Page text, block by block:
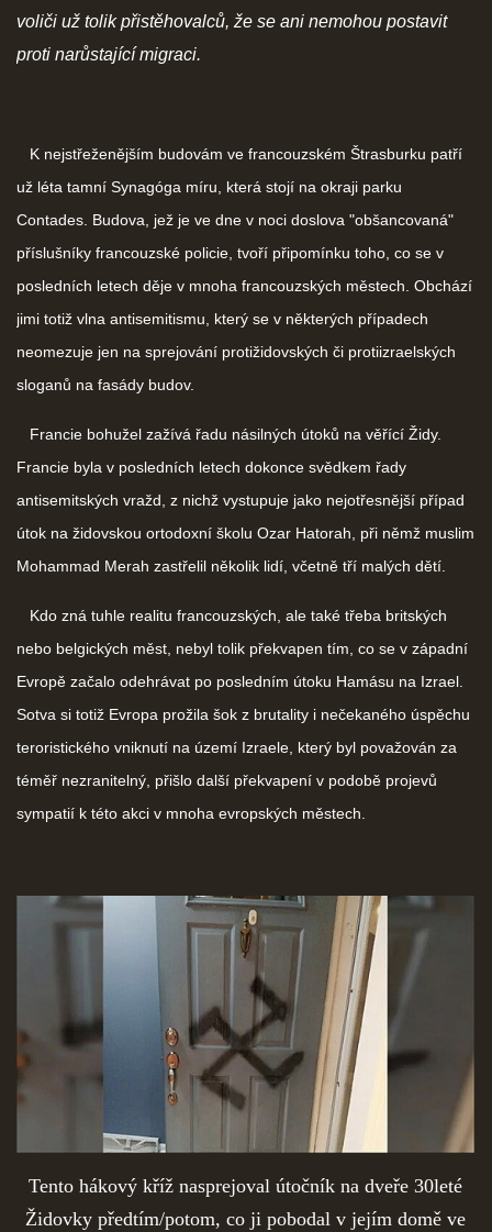
voliči už tolik přistěhovalců, že se ani nemohou postavit
proti narůstající migraci.
K nejstřeženějším budovám ve francouzském Štrasburku patří
už léta tamní Synagóga míru, která stojí na okraji parku
Contades. Budova, jež je ve dne v noci doslova "obšancovaná"
příslušníky francouzské policie, tvoří připomínku toho, co se v
posledních letech děje v mnoha francouzských městech. Obchází
jimi totiž vlna antisemitismu, který se v některých případech
neomezuje jen na sprejování protižidovských či protiizraelských
sloganů na fasády budov.
Francie bohužel zažívá řadu násilných útoků na věřící Židy.
Francie byla v posledních letech dokonce svědkem řady
antisemitských vražd, z nichž vystupuje jako nejotřesnější případ
útok na židovskou ortodoxní školu Ozar Hatorah, při němž muslim
Mohammad Merah zastřelil několik lidí, včetně tří malých dětí.
Kdo zná tuhle realitu francouzských, ale také třeba britských
nebo belgických měst, nebyl tolik překvapen tím, co se v západní
Evropě začalo odehrávat po posledním útoku Hamásu na Izrael.
Sotva si totiž Evropa prožila šok z brutality i nečekaného úspěchu
teroristického vniknutí na území Izraele, který byl považován za
téměř nezranitelný, přišlo další překvapení v podobě projevů
sympatií k této akci v mnoha evropských městech.
Tento hákový kříž nasprejoval útočník na dveře 30leté
Židovky předtím/potom, co ji pobodal v jejím domě ve